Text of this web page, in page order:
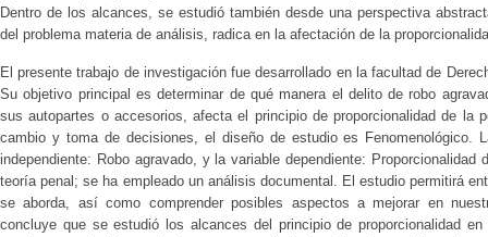
Dentro de los alcances, se estudió también desde una perspectiva
del problema materia de análisis, radica en la afectación de la
El presente trabajo de investigación fue desarrollado en la facultad de
Su objetivo principal es determinar de qué manera el delito de robo
sus autopartes o accesorios, afecta el principio de proporcionalidad de la
cambio y toma de decisiones, el diseño de estudio es Fenomenológico.
independiente: Robo agravado, y la variable dependiente:
teoría penal; se ha empleado un análisis documental. El estudio permitirá
se aborda, así como comprender posibles aspectos a mejorar en
concluye que se estudió los alcances del principio de proporcionalidad